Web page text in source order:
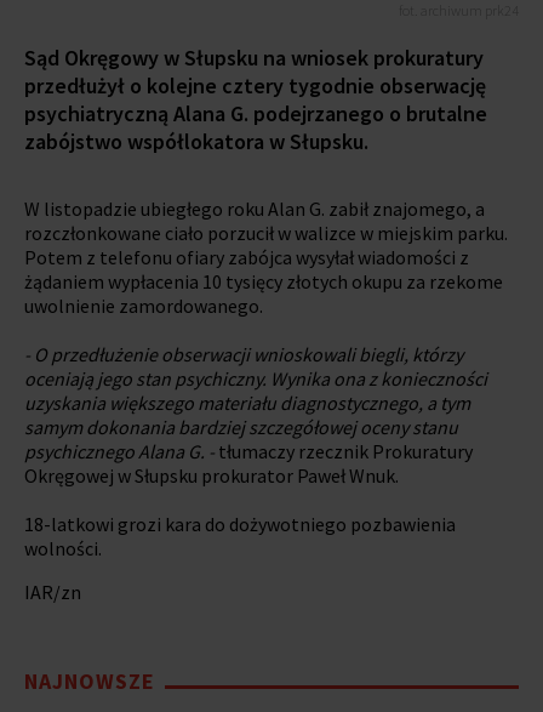
Sąd Okręgowy w Słupsku na wniosek prokuratury
przedłużył o kolejne cztery tygodnie obserwację
psychiatryczną Alana G. podejrzanego o brutalne
zabójstwo współlokatora w Słupsku.
W listopadzie ubiegłego roku Alan G. zabił znajomego, a
rozczłonkowane ciało porzucił w walizce w miejskim parku.
Potem z telefonu ofiary zabójca wysyłał wiadomości z
żądaniem wypłacenia 10 tysięcy złotych okupu za rzekome
uwolnienie zamordowanego.
- O przedłużenie obserwacji wnioskowali biegli, którzy
oceniają jego stan psychiczny. Wynika ona z konieczności
uzyskania większego materiału diagnostycznego, a tym
samym dokonania bardziej szczegółowej oceny stanu
psychicznego Alana G. - tłumaczy rzecznik Prokuratury
Okręgowej w Słupsku prokurator Paweł Wnuk.
18-latkowi grozi kara do dożywotniego pozbawienia
wolności.
IAR/zn
NAJNOWSZE